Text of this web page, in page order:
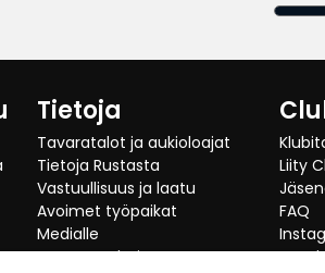
Tietoja
Tavaratalot ja aukioloajat
Tietoja Rustasta
Vastuullisuus ja laatu
Avoimet työpaikat
Medialle
Investor relations
Liity
FAQ